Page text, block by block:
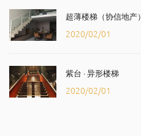
超薄楼梯（协信地产）
2020/02/01
紫台 · 异形楼梯
2020/02/01